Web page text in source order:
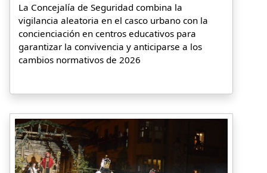
La Concejalía de Seguridad combina la
vigilancia aleatoria en el casco urbano con la
concienciación en centros educativos para
garantizar la convivencia y anticiparse a los
cambios normativos de 2026